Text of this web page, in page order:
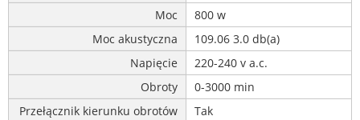
Moc
800 w
Moc akustyczna
109.06 3.0 db(a)
Napięcie
220-240 v a.c.
Obroty
0-3000 min
Przełącznik kierunku obrotów
Tak